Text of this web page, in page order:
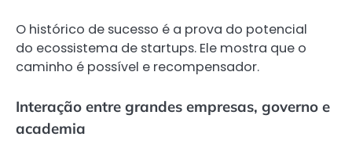
O histórico de sucesso é a prova do potencial
do ecossistema de startups. Ele mostra que o
caminho é possível e recompensador.
Interação entre grandes empresas, governo e
academia